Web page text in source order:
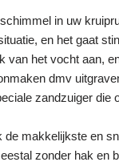
in uw
en het gaat
van het vocht aan,
dmv
zandzuiger die
de makkelijkste en
zonder hak en